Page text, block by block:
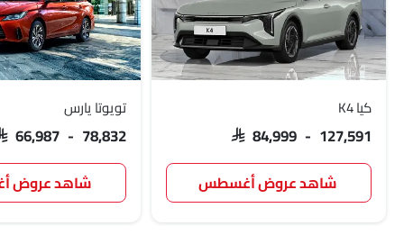
كيا K4
SAR 84,999 - 127,591
شاهد عروض أغسطس
تويوتا يارس
66,987 - 78,832
شاهد عروض